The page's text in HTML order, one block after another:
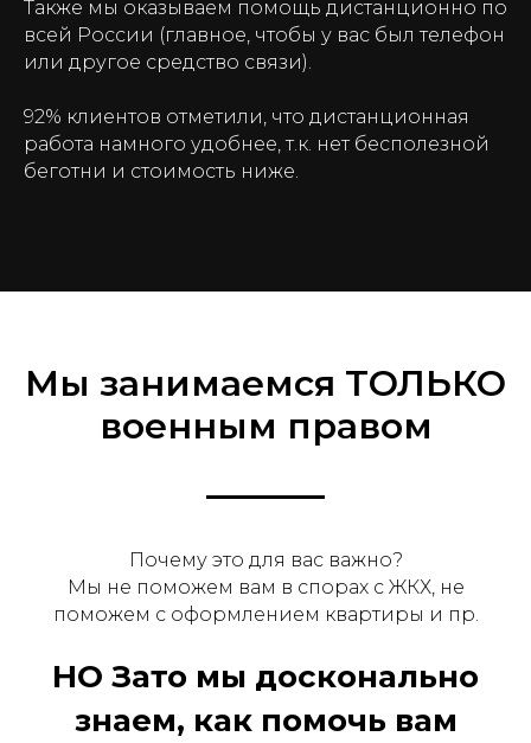
Также мы оказываем помощь дистанционно по
всей России (главное, чтобы у вас был телефон
или другое средство связи).
92% клиентов отметили, что дистанционная
работа намного удобнее, т.к. нет бесполезной
беготни и стоимость ниже.
Мы занимаемся ТОЛЬКО
военным правом
Почему это для вас важно?
Мы не поможем вам в спорах с ЖКХ, не
поможем с оформлением квартиры и пр.
НО Зато мы досконально
знаем, как помочь вам